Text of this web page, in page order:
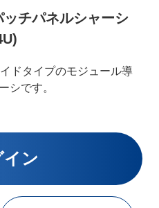
チパネルシャーシ
ドタイプのモジュール導
シです。